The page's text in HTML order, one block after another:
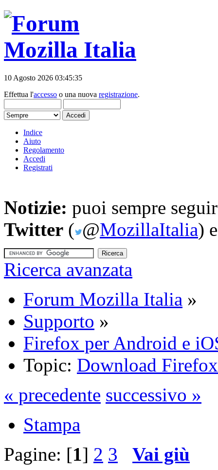
10 Agosto 2026 03:45:35
Effettua l'accesso o una nuova registrazione.
Indice
Aiuto
Regolamento
Accedi
Registrati
Notizie: puoi sempre
Twitter ( @MozillaItalia)
Ricerca avanzata
Forum Mozilla Italia »
Supporto »
Firefox per Android e
Topic: Download
« precedente successivo »
Stampa
Pagine: [1] 2 3 Vai giù